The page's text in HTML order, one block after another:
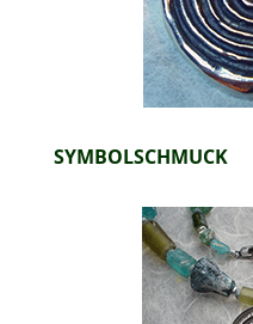
SYMBOLSCHMUCK